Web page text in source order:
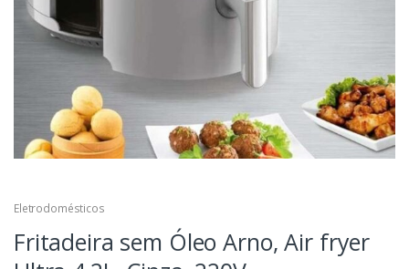
Eletrodomésticos
Fritadeira sem Óleo Arno, Air fryer